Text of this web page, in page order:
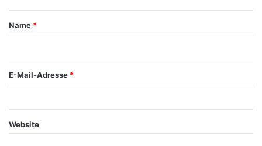
a
Name *
E-Mail-Adresse *
Website